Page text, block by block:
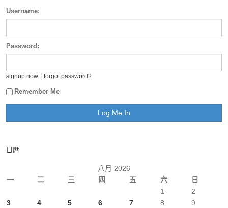
Username:
Password:
signup now forgot password?
Remember Me
日曆
八月 2026
一
二 三 四 五 六 日
1
2
3
4 5 6 7 8
9